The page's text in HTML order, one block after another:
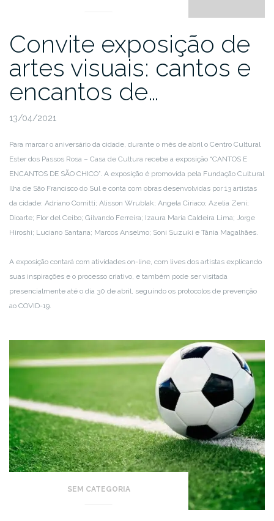
Convite exposição de
artes visuais: cantos e
encantos de…
13/04/2021
Para marcar o aniversário da cidade, durante o mês de abril o Centro Cultural
Ester dos Passos Rosa – Casa de Cultura recebe a exposição “CANTOS E
ENCANTOS DE SÃO CHICO”. A exposição é promovida pela Fundação Cultural
Ilha de São Francisco do Sul e conta com obras desenvolvidas por 13 artistas
da cidade: Adriano Comitti; Alisson Wrublak; Angela Ciriaco; Azelia Zeni;
Dioarte; Flor del Ceibo; Gilvando Ferreira; Izaura Maria Caldeira Lima; Jorge
Hiroshi; Luciano Santana; Marcos Anselmo; Soni Suzuki e Tânia Magalhães.
A exposição contará com atividades on-line, com lives dos artistas explicando
suas inspirações e o processo criativo, e também pode ser visitada
presencialmente até o dia 30 de abril, seguindo os protocolos de prevenção
ao COVID-19.
SEM CATEGORIA